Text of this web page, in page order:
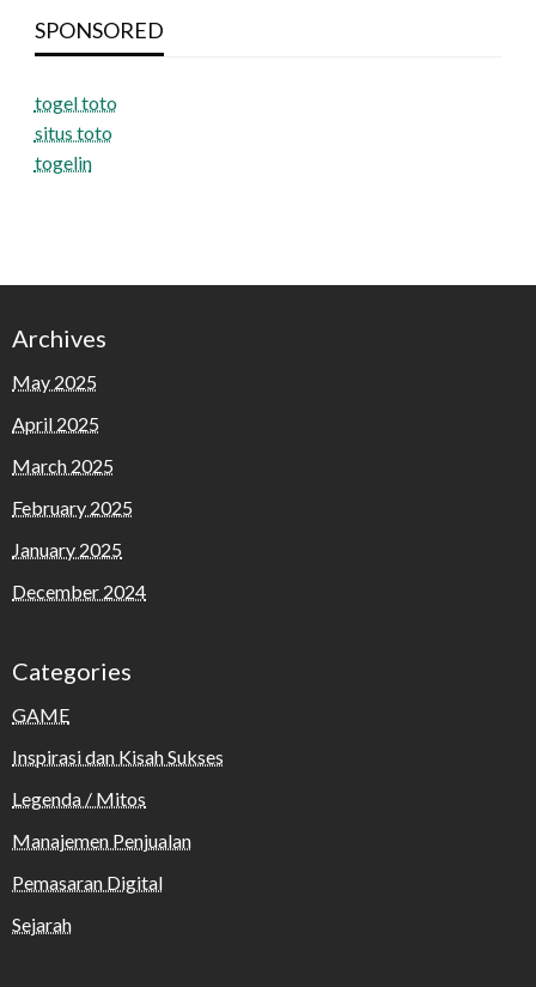
SPONSORED
togel toto
situs toto
togelin
Archives
May 2025
April 2025
March 2025
February 2025
January 2025
December 2024
Categories
GAME
Inspirasi dan Kisah Sukses
Legenda / Mitos
Manajemen Penjualan
Pemasaran Digital
Sejarah